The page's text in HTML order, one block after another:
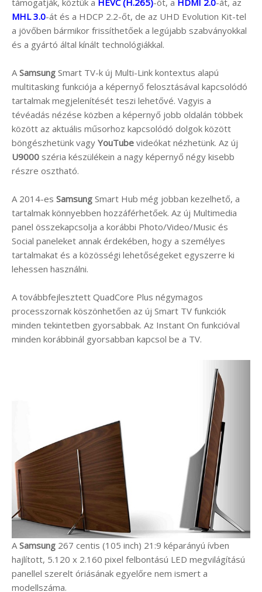
MHL 3.0-át és a HDCP 2.2-őt, de az UHD Evolution Kit-tel
a jövőben bármikor frissíthetőek a legújabb szabványokkal
és a gyártó által kínált technológiákkal.
A Samsung Smart TV-k új Multi-Link kontextus alapú
multitasking funkciója a képernyő felosztásával kapcsolódó
tartalmak megjelenítését teszi lehetővé. Vagyis a
tévéadás nézése közben a képernyő jobb oldalán többek
között az aktuális műsorhoz kapcsolódó dolgok között
böngészhetünk vagy YouTube videókat nézhetünk. Az új
U9000 széria készülékein a nagy képernyő négy kisebb
részre osztható.
A 2014-es Samsung Smart Hub még jobban kezelhető, a
tartalmak könnyebben hozzáférhetőek. Az új Multimedia
panel összekapcsolja a korábbi Photo/Video/Music és
Social paneleket annak érdekében, hogy a személyes
tartalmakat és a közösségi lehetőségeket egyszerre ki
lehessen használni.
A továbbfejlesztett QuadCore Plus négymagos
processzornak köszönhetően az új Smart TV funkciók
minden tekintetben gyorsabbak. Az Instant On funkcióval
minden korábbinál gyorsabban kapcsol be a TV.
ASamsung 267 centis (105 inch) 21:9 képarányú ívben
hajlított, 5.120 x 2.160 pixel felbontású LED megvilágítású
panellel szerelt óriásának egyelőre nem ismert a
modellszáma.